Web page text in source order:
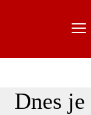
Dnes je